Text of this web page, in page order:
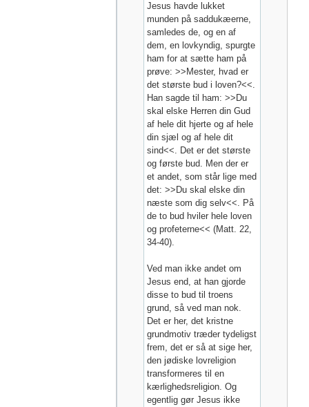
Jesus havde lukket
munden på saddukæerne,
samledes de, og en af
dem, en lovkyndig, spurgte
ham for at sætte ham på
prøve: >>Mester, hvad er
det største bud i loven?<<.
Han sagde til ham: >>Du
skal elske Herren din Gud
af hele dit hjerte og af hele
din sjæl og af hele dit
sind<<. Det er det største
og første bud. Men der er
et andet, som står lige med
det: >>Du skal elske din
næste som dig selv<<. På
de to bud hviler hele loven
og profeterne<< (Matt. 22,
34-40).
Ved man ikke andet om
Jesus end, at han gjorde
disse to bud til troens
grund, så ved man nok.
Det er her, det kristne
grundmotiv træder tydeligst
frem, det er så at sige her,
den jødiske lovreligion
transformeres til en
kærlighedsreligion. Og
egentlig gør Jesus ikke